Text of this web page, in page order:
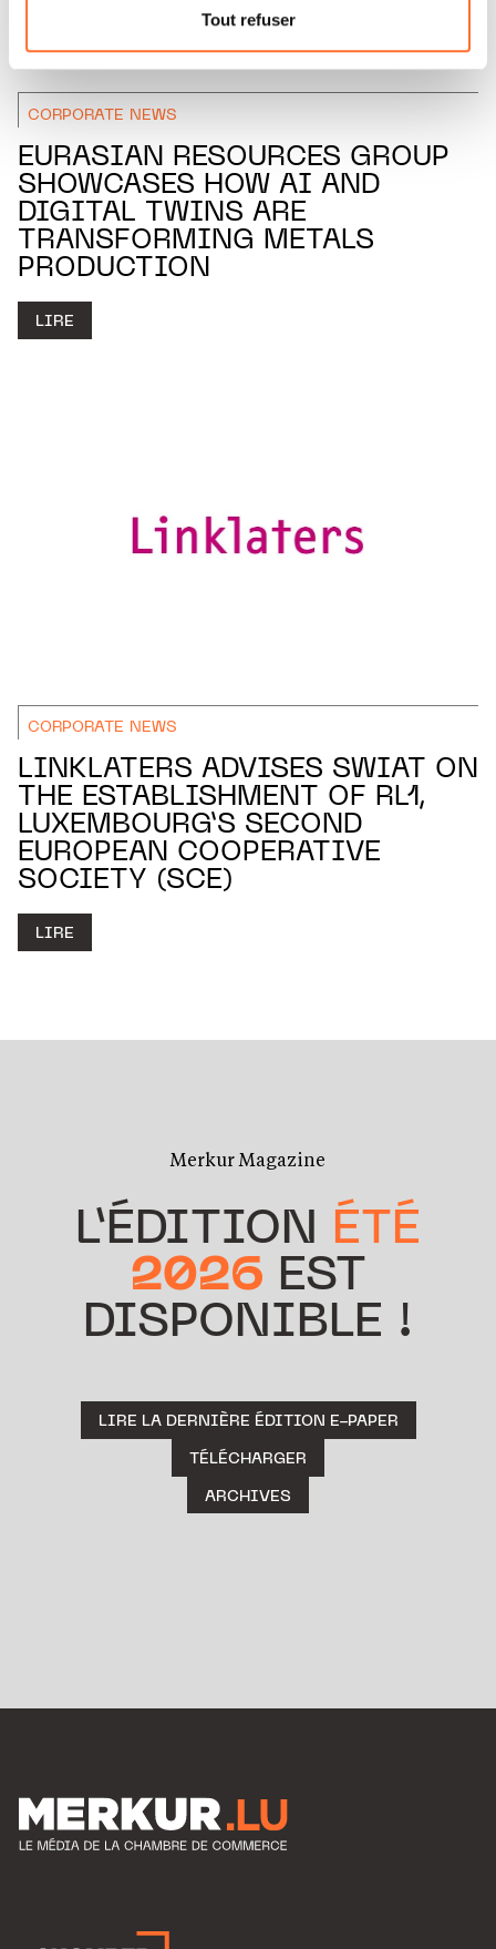
nous utilisons lescookies et sommes amenés à traiter
Charte d’usage des cookieset notrePolitique de
protection des données personnelles.
Tout refuser
CORPORATE NEWS
EURASIAN RESOURCES GROUP
SHOWCASES HOW AI AND
DIGITAL TWINS ARE
TRANSFORMING METALS
PRODUCTION
LIRE
CORPORATE NEWS
LINKLATERS ADVISES SWIAT ON
THE ESTABLISHMENT OF RL1,
LUXEMBOURG’S SECOND
EUROPEAN COOPERATIVE
SOCIETY (SCE)
LIRE
Merkur Magazine
L’ÉDITION ÉTÉ
2026 EST
DISPONIBLE !
LIRE LA DERNIÈRE ÉDITION E-PAPER
TÉLÉCHARGER
ARCHIVES